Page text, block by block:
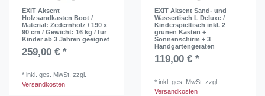
EXIT Aksent
Holzsandkasten Boot /
Material: Zedernholz / 190 x
90 cm / Gewicht: 16 kg / für
Kinder ab 3 Jahren geeignet
259,00 € *
*inkl. ges. MwSt. zzgl.
Versandkosten
EXIT Aksent Sand- und
Wassertisch L Deluxe /
Kinderspieltisch inkl. 2
grünen Kästen +
Sonnenschirm + 3
Handgartengeräten
119,00 € *
*inkl. ges. MwSt. zzgl.
Versandkosten